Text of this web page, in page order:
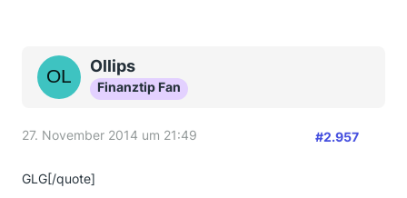
Ollips
Finanztip Fan
27. November 2014 um 21:49 #2.957
GLG[/quote]